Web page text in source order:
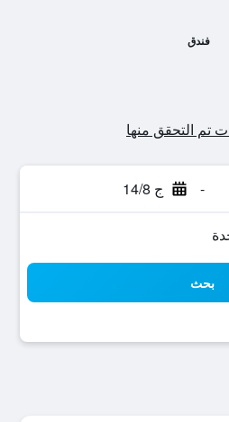
فندق
- ج 14/8
بحث